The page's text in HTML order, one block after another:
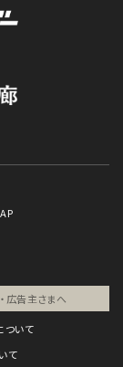
広告主さまへ​
ついて
て